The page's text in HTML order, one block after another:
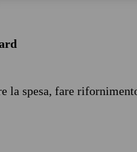
la spesa, fare